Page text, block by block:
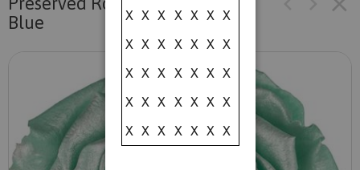
Blue
X X X X X X X
X X X X X X X
X X X X X X X
X X X X X X X
X X X X X X X